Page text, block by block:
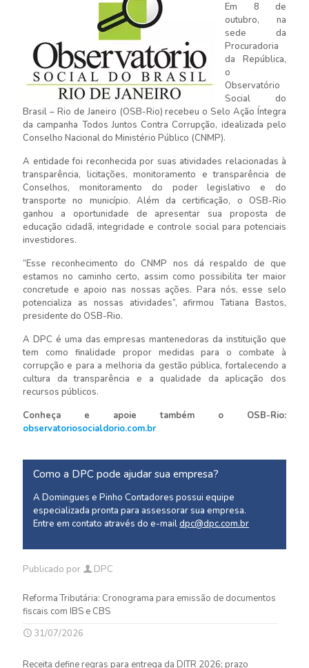
Em 8 de
outubro, na
sede da
Procuradoria
da República,
o
Observatório
Social do
Brasil – Rio de Janeiro (OSB-Rio) recebeu o Selo Ação Íntegra
da campanha Todos Juntos Contra Corrupção, idealizada pelo
Conselho Nacional do Ministério Público (CNMP).
A entidade foi reconhecida por suas atividades relacionadas à
transparência, licitações, monitoramento e transparência de
Conselhos, monitoramento do poder legislativo e do
transporte no município. Além da certificação, o OSB-Rio
ganhou a oportunidade de apresentar sua proposta de
educação cidadã, integridade e controle social para potenciais
investidores.
“Esse reconhecimento do CNMP nos dá respaldo de que
estamos no caminho certo, assim como possibilita ter maior
concretude e apoio nas nossas ações. Para nós, esse selo
potencializa as nossas atividades”, afirmou Tatiana Bastos,
presidente do OSB-Rio.
A DPC é uma das empresas mantenedoras da instituição que
tem como finalidade propor medidas para o combate à
corrupção e para a melhoria da gestão pública, fortalecendo a
cultura da transparência e a qualidade da aplicação dos
recursos públicos.
Conheça e apoie também o OSB-Rio:
observatoriosocialdorio.com.br
Como a DPC pode ajudar sua empresa?
A Domingues e Pinho Contadores possui equipe
especializada pronta para assessorar sua empresa.
Entre em contato através do e-maildpc@dpc.com.br
Publicado por DPC
Reforma Tributária: Cronograma para emissão de documentos
fiscais com IBS e CBS
31/07/2026
Receita define regras para entrega da DITR 2026; prazo